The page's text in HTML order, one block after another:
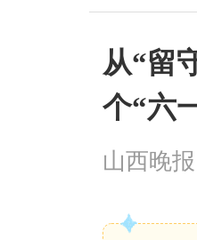
从“留
个“六
山西晚